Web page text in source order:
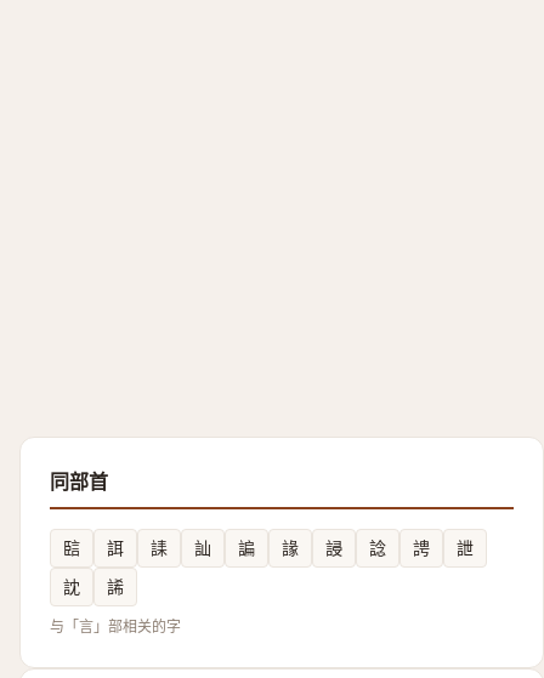
同部首
䛗 誀 䛶 訕 諞 䛹 誛 諗 䛣
詍
訦
䛥
与「言」部相关的字